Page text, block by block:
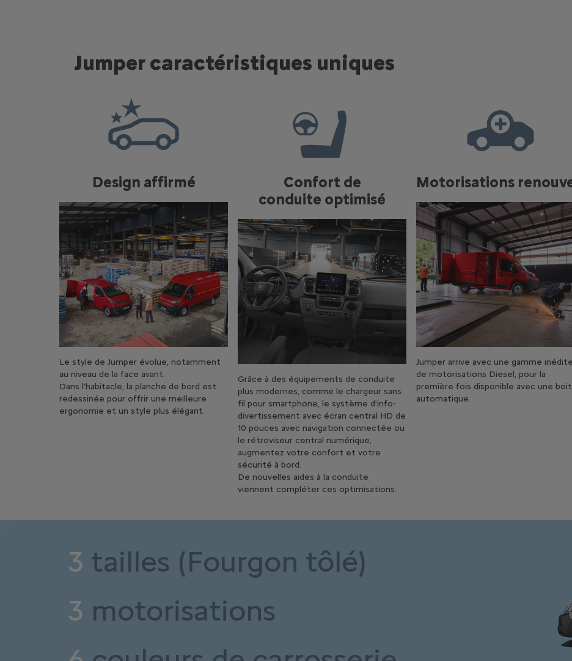
Jumper caractéristiques uniques
Design affirmé
Le style de Jumper évolue, notamment
au niveau de la face avant.
Dans l’habitacle, la planche de bord est
redessinée pour offrir une meilleure
ergonomie et un style plus élégant.
Confort de
conduite optimisé
Grâce à des équipements de conduite
plus modernes, comme le chargeur sans
fil pour smartphone, le système d’info-
divertissement avec écran central HD de
10 pouces avec navigation connectée ou
le rétroviseur central numérique,
augmentez votre confort et votre
sécurité à bord.
De nouvelles aides à la conduite
viennent compléter ces optimisations.
Motorisations
Jumper arrive avec une gamme inédite
de motorisations Diesel, pour la
première fois disponible avec une
automatique.
3 tailles (Fourgon tôlé)
3 motorisations